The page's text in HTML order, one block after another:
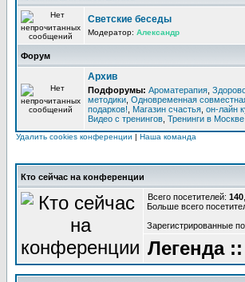
Светские беседы
Модератор: Александр
Форум
Архив
Подфорумы: Ароматерапия
методики Одновременная
подарков!
Магазин счастья он-лайн
Видео с тренингов Тренинги в Москве
Удалить cookies конференции | Наша команда
Кто сейчас на конференции
Всего посетителей: 140
Больше всего
Зарегистрированные
Легенда ::